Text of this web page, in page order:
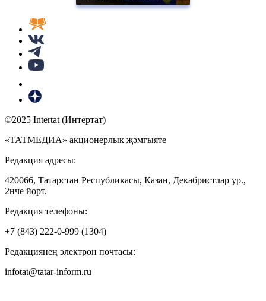
©2025 Intertat (Интертат)
«ТАТМЕДИА» акционерлык җәмгыяте
Редакция адресы:
420066, Татарстан Республикасы, Казан, Декабристлар ур.,
2нче йорт.
Редакция телефоны:
+7 (843) 222-0-999 (1304)
Редакциянең электрон почтасы:
infotat@tatar-inform.ru